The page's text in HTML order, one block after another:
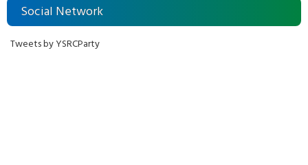
Social Network
Tweets by YSRCParty